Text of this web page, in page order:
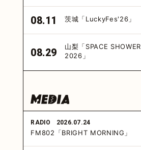
08.11 茨城「LuckyFes'26」
08.29
山梨「SPACE
2026」
RADIO 2026.07.24
FM802「BRIGHT MORNING」